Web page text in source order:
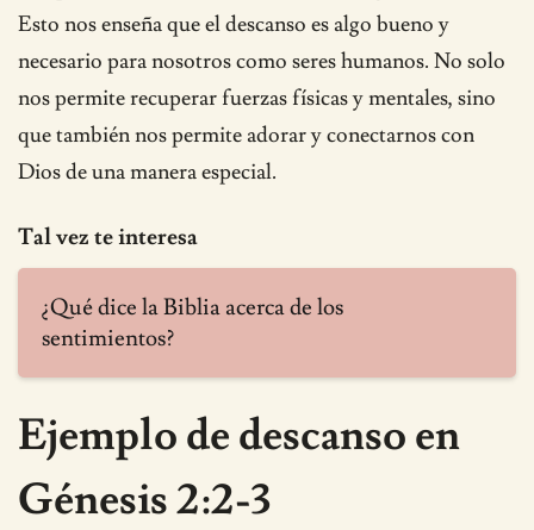
Esto nos enseña que el descanso es algo bueno y
necesario para nosotros como seres humanos. No solo
nos permite recuperar fuerzas físicas y mentales, sino
que también nos permite adorar y conectarnos con
Dios de una manera especial.
Tal vez te interesa
¿Qué dice la Biblia acerca de los
sentimientos?
Ejemplo de descanso en
Génesis 2:2-3